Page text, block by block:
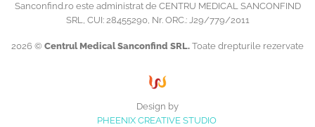
Sanconfind.ro este administrat de CENTRU MEDICAL SANCONFIND
SRL, CUI: 28455290, Nr. ORC.: J29/779/2011
2026 © Centrul Medical Sanconfind SRL. Toate drepturile rezervate
Design by
PHEENIX CREATIVE STUDIO